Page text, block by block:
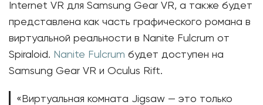
Internet VR для Samsung Gear VR, а также будет
представлена ​​как часть графического романа в
виртуальной реальности в Nanite Fulcrum от
Spiraloid. Nanite Fulcrum будет доступен на
Samsung Gear VR и Oculus Rift.
«Виртуальная комната Jigsaw — это только